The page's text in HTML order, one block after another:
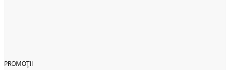
PROMOȚII